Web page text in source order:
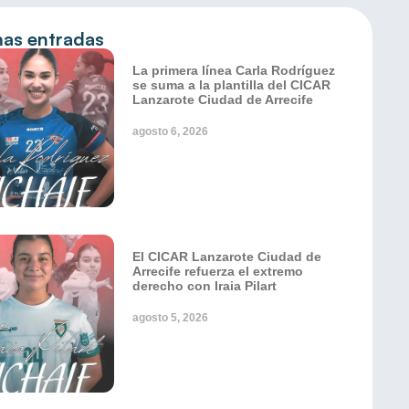
entradas
La primera línea Carla Rodríguez
se suma a la plantilla del CICAR
Lanzarote Ciudad de Arrecife
agosto 6, 2026
El CICAR Lanzarote Ciudad de
Arrecife refuerza el extremo
derecho con Iraia Pilart
agosto 5, 2026